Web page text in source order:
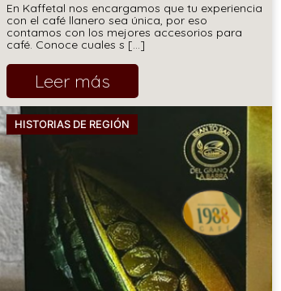
En Kaffetal nos encargamos que tu experiencia
con el café llanero sea única, por eso
contamos con los mejores accesorios para
café. Conoce cuales s [...]
Leer más
HISTORIAS DE REGIÓN